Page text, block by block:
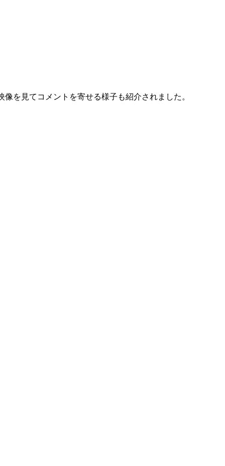
を見てコメントを寄せる様子も紹介されました。